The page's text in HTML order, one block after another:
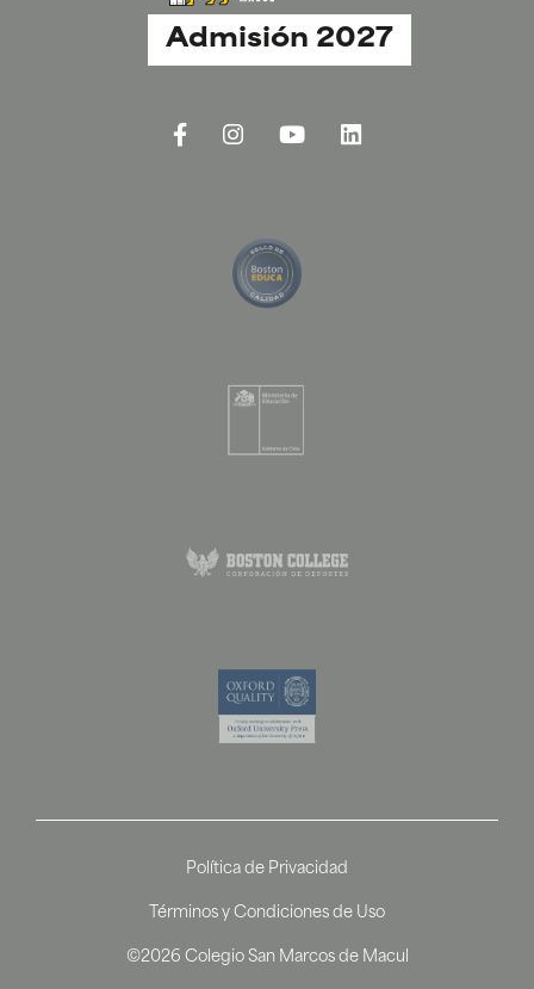
Admisión 2027
©2026 Colegio San Marcos de Macul
Política de Privacidad
Términos y Condiciones de Uso